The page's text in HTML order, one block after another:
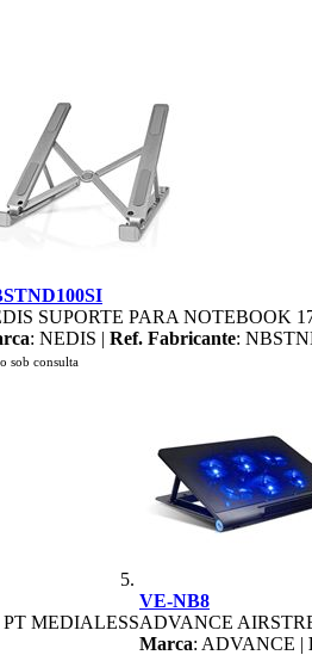
SUPORTE PARA NOTEBOOK
: NEDIS | Ref. Fabricante:
sob consulta
MEDIALESS
VE-NB8
ADVANCE
Marca: ADVANCE |